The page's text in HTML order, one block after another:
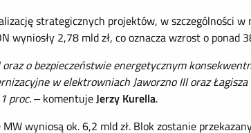
strategicznych projektów, w szczególności
wyniosły 2,78 mld zł, co oznacza wzrost o ponad
o bezpieczeństwie energetycznym
w elektrowniach Jaworzno III oraz
proc. –komentujeJerzy Kurella.
wyniosą ok. 6,2 mld zł. Blok zostanie